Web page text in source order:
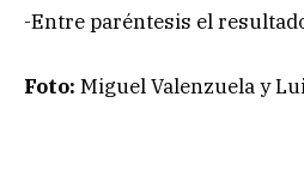
-Entre paréntesis el
Foto: Miguel Valenzuela y